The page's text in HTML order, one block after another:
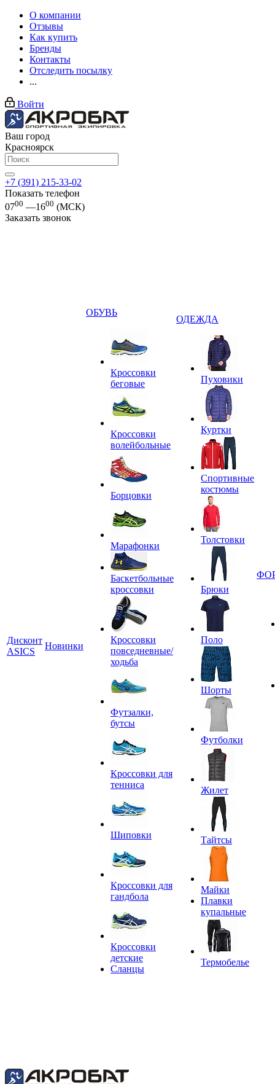
О компании
Отзывы
Как купить
Бренды
Контакты
Отследить посылку
...
Войти
Ваш город
Красноярск
+7 (391) 215-33-02
Показать телефон
0700 —1600 (МСК)
Заказать звонок
Дисконт
ASICS
Новинки
ОБУВЬ
Кроссовки
беговые
Кроссовки
волейбольные
Борцовки
Марафонки
Баскетбольные
кроссовки
Кроссовки
повседневные/
ходьба
Футзалки,
бутсы
Кроссовки для
тенниса
Шиповки
Кроссовки для
гандбола
Кроссовки
детские
Сланцы
ОДЕЖДА
Пуховики
Куртки
Спортивные
костюмы
Толстовки
Брюки
Поло
Шорты
Футболки
Жилет
Тайтсы
Майки
Плавки
купальные
Термобелье